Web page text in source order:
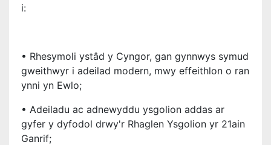
i:
• Rhesymoli ystâd y Cyngor, gan gynnwys symud
gweithwyr i adeilad modern, mwy effeithlon o ran
ynni yn Ewlo;
• Adeiladu ac adnewyddu ysgolion addas ar
gyfer y dyfodol drwy'r Rhaglen Ysgolion yr 21ain
Ganrif;